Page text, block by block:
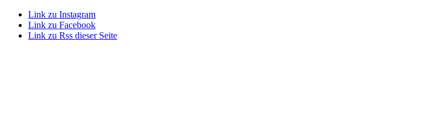
Link zu Instagram
Link zu Facebook
Link zu Rss dieser Seite